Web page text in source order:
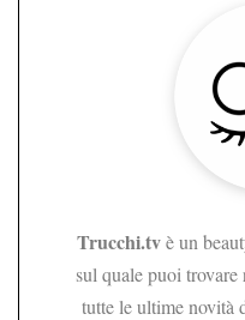
Trucchi.tvè un
sul quale puoi
tutte le ultime novità